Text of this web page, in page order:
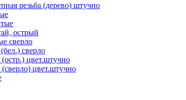
резьба (дерево) штучно
острый
сверло
сверло
цвет.штучно
цвет.штучно